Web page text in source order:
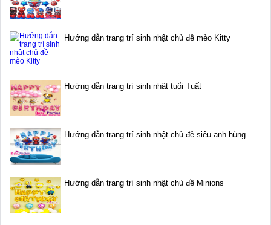
Hướng dẫn trang trí sinh nhật chủ đề mèo Kitty
Hướng dẫn trang trí sinh nhật tuổi Tuất
Hướng dẫn trang trí sinh nhật chủ đề siêu anh hùng
Hướng dẫn trang trí sinh nhật chủ đề Minions